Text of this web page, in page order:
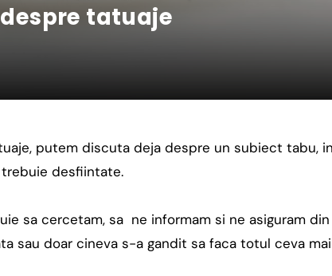
tatuaje
putem discuta deja despre un subiect tabu,
desfiintate.
sa cercetam, sa ne informam si ne asiguram
sau doar cineva s-a gandit sa faca totul ceva